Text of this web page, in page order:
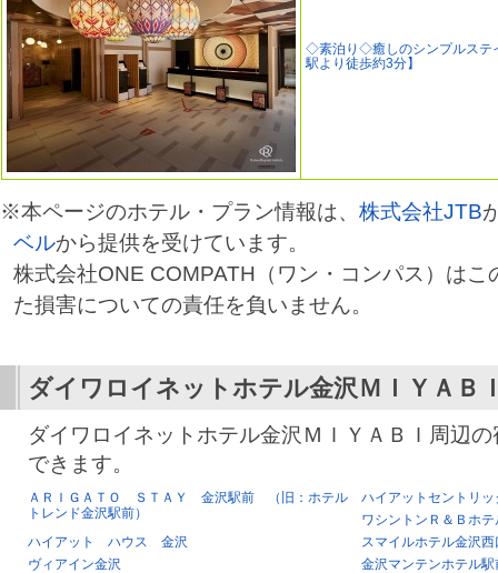
◇素泊り◇癒しのシンプルステ
駅より徒歩約3分】
※本ページのホテル・プラン情報は、 株式会社JTB
ベルから提供を受けています。
株式会社ONE COMPATH（ワン・コンパス）はこ
た損害についての責任を負いません。
ダイワロイネットホテル金沢ＭＩＹＡＢ
ダイワロイネットホテル金沢ＭＩＹＡＢＩ周辺
できます。
ＡＲＩＧＡＴＯ ＳＴＡＹ 金沢駅前 （旧：ホテル
トレンド金沢駅前）
ハイアットセントリッ
ワシントンＲ＆Ｂホ
ハイアット ハウス 金沢
スマイルホテル金沢西
ヴィアイン金沢
金沢マンテンホテル